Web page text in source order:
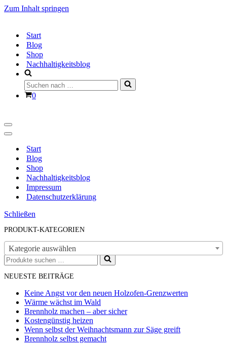
Zum Inhalt springen
Start
Blog
Shop
Nachhaltigkeitsblog
Suchen
nach …
Warenkorb
0
Navigationsmenü
Navigationsmenü
Start
Blog
Shop
Nachhaltigkeitsblog
Impressum
Datenschutzerklärung
Schließen
PRODUKT-KATEGORIEN
Kategorie auswählen
Suchen
nach …
NEUESTE BEITRÄGE
Keine Angst vor den neuen Holzofen-Grenzwerten
Wärme wächst im Wald
Brennholz machen – aber sicher
Kostengünstig heizen
Wenn selbst der Weihnachtsmann zur Säge greift
Brennholz selbst gemacht